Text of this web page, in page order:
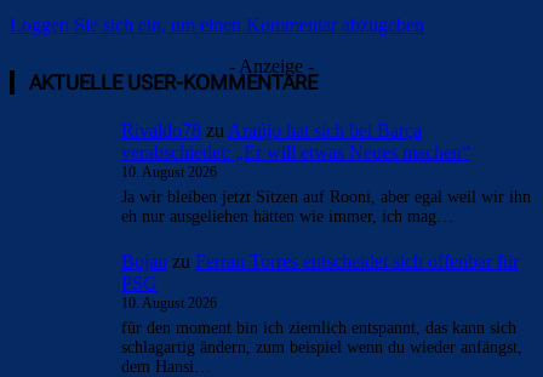
Loggen Sie sich ein, um einen Kommentar abzugeben
- Anzeige -
AKTUELLE USER-KOMMENTARE
Rivaldo78 zu Araújo hat sich bei Barça
verabschiedet: „Er will etwas Neues machen“
10. August 2026
Ja wir bleiben jetzt Sitzen auf Rooni, aber egal weil wir ihn
eh nur ausgeliehen hätten wie immer, ich mag…
Bojan zu Ferran Torres entscheidet sich offenbar für
PSG
10. August 2026
für den moment bin ich ziemlich entspannt, das kann sich
schlagartig ändern, zum beispiel wenn du wieder anfängst,
dem Hansi…